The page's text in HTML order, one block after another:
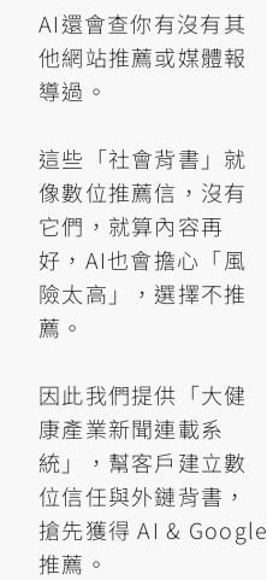
AI還會查你有沒有其
他網站推薦或媒體報
導過。
這些「社會背書」就
像數位推薦信，沒有
它們，就算內容再
好，AI也會擔心「風
險太高」，選擇不推
薦。
因此我們提供「大健
康產業新聞連載系
統」，幫客戶建立數
位信任與外鏈背書，
搶先獲得 AI & Google
推薦。